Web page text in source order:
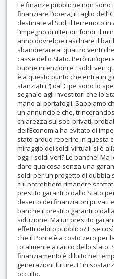
Le finanze pubbliche non
finanziare l’opera, il taglio
destinate al Sud, il terremoto
l’impegno di ulteriori fondi, il
anno dovrebbe raschiare il
sbandierare ai quattro venti
casse dello Stato. Però
buone intenzioni e i soldi veri
è a questo punto che entra in
stanziati (?) dal Cipe sono lo
segnale agli investitori che lo
mano al portafogli. Sappiamo
un annuncio e che,
chiarezza sui soci privati,
dell’Economia ha evitato di
stato arduo reperire in questa
miraggio dei soldi virtuali si è
oggi i soldi veri? Le banche!
dare qualcosa senza una
soldi per un progetto di dubbia
cui potrebbero rimanere
prestito garantito dallo Stato
deserto dei finanziatori privati
banche il prestito garantito
soluzione. Ma un prestito
effetti debito pubblico? E se
che il Ponte è a costo zero per
totalmente a carico dello stato.
finanziamento è diluito nel
generazioni future. E’ in
occulto.